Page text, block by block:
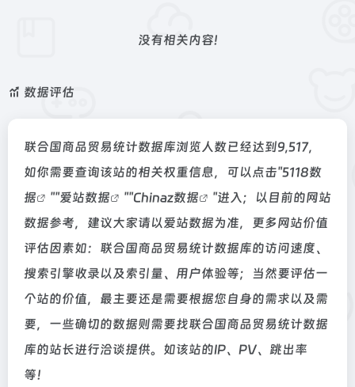
没有相关内容!
数据评估
联合国商品贸易统计数据库浏览人数已经达到9,517，
如你需要查询该站的相关权重信息，可以点击"5118数
据
""爱站数据 ""Chinaz数据
"进入；以目前的网站
数据参考，建议大家请以爱站数据为准，更多网站价值
评估因素如：联合国商品贸易统计数据库的访问速度、
搜索引擎收录以及索引量、用户体验等；当然要评估一
个站的价值，最主要还是需要根据您自身的需求以及需
要，一些确切的数据则需要找联合国商品贸易统计数据
库的站长进行洽谈提供。如该站的IP、PV、跳出率
等！